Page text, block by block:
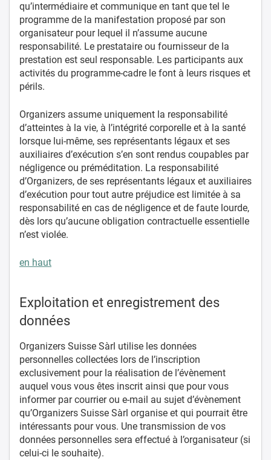
qu’intermédiaire et communique en tant que tel le
programme de la manifestation proposé par son
organisateur pour lequel il n’assume aucune
responsabilité. Le prestataire ou fournisseur de la
prestation est seul responsable. Les participants aux
activités du programme-cadre le font à leurs risques et
périls.
Organizers assume uniquement la responsabilité
d’atteintes à la vie, à l’intégrité corporelle et à la santé
lorsque lui-même, ses représentants légaux et ses
auxiliaires d’exécution s’en sont rendus coupables par
négligence ou préméditation. La responsabilité
d’Organizers, de ses représentants légaux et auxiliaires
d’exécution pour tout autre préjudice est limitée à sa
responsabilité en cas de négligence et de faute lourde,
dès lors qu’aucune obligation contractuelle essentielle
n’est violée.
en haut
Exploitation et enregistrement des
données
Organizers Suisse Sàrl utilise les données
personnelles collectées lors de l’inscription
exclusivement pour la réalisation de l’évènement
auquel vous vous êtes inscrit ainsi que pour vous
informer par courrier ou e-mail au sujet d’évènement
qu’Organizers Suisse Sàrl organise et qui pourrait être
intéressants pour vous. Une transmission de vos
données personnelles sera effectué à l’organisateur (si
celui-ci le souhaite).